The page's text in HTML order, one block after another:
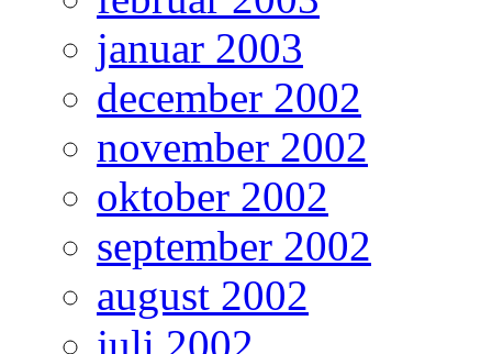
januar 2003
december 2002
november 2002
oktober 2002
september 2002
august 2002